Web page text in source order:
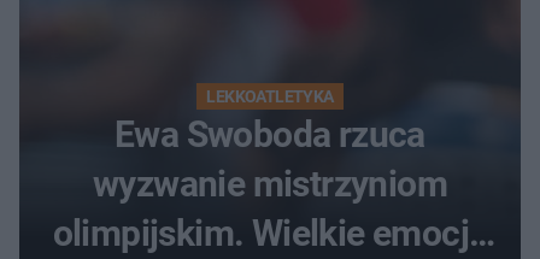
LEKKOATLETYKA
Ewa Swoboda rzuca
wyzwanie mistrzyniom
olimpijskim. Wielkie emocje